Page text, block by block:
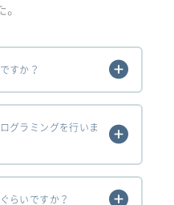
。
すか？
グラミングを行いま
らいですか？